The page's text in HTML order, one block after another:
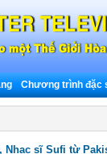
Chương trình đặc
sĩ Sufi từ